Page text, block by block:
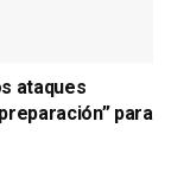
ataques
para